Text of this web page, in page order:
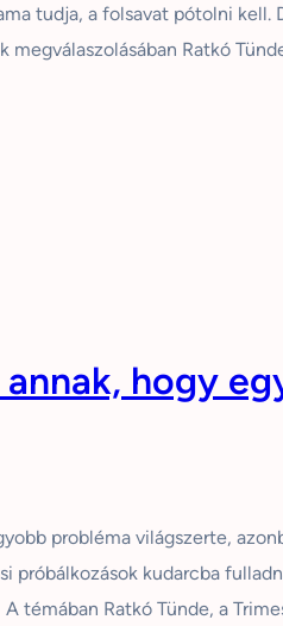
tudja, a folsavat pótolni kell.
Ratkó
hogy
probléma világszerte,
próbálkozások kudarcba
témában Ratkó Tünde, a